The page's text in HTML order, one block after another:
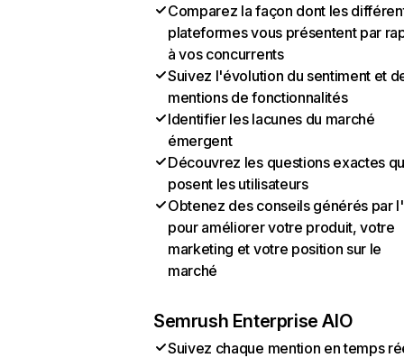
Comparez la façon dont les
plateformes vous présentent par
à vos concurrents
Suivez l'évolution du sentiment et
mentions de fonctionnalités
Identifier les lacunes du marché
émergent
Découvrez les questions exactes
posent les utilisateurs
Obtenez des conseils générés par
pour améliorer votre produit, votre
marketing et votre position sur le
marché
Semrush Enterprise AIO
Suivez chaque mention en temps